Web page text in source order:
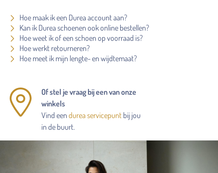
Hoe maak ik een Durea account aan?
Kan ik Durea schoenen ook online bestellen?
Hoe weet ik of een schoen op voorraad is?
Hoe werkt retourneren?
Hoe meet ik mijn lengte- en wijdtemaat?
Of stel je vraag bij een van onze
winkels
Vind een durea servicepunt bij jou
in de buurt.